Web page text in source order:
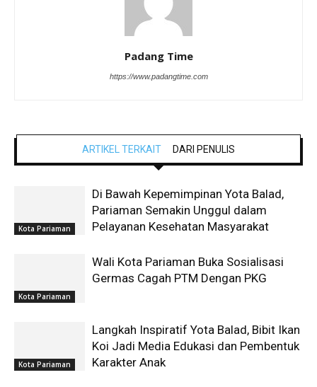
Padang Time
https://www.padangtime.com
ARTIKEL TERKAIT DARI PENULIS
Kota Pariaman
Di Bawah Kepemimpinan Yota Balad,
Pariaman Semakin Unggul dalam
Pelayanan Kesehatan Masyarakat
Kota Pariaman
Wali Kota Pariaman Buka Sosialisasi
Germas Cagah PTM Dengan PKG
Kota Pariaman
Langkah Inspiratif Yota Balad, Bibit Ikan
Koi Jadi Media Edukasi dan Pembentuk
Karakter Anak